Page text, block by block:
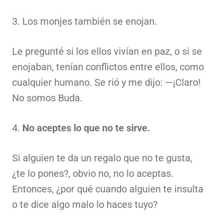
3. Los monjes también se enojan.
Le pregunté si los ellos vivían en paz, o si se
enojaban, tenían conflictos entre ellos, como
cualquier humano. Se rió y me dijo: —¡Claro!
No somos Buda.
4. No aceptes lo que no te sirve.
Si alguien te da un regalo que no te gusta,
¿te lo pones?, obvio no, no lo aceptas.
Entonces, ¿por qué cuando alguien te insulta
o te dice algo malo lo haces tuyo?